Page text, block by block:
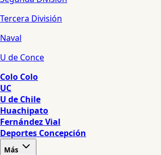
Tercera División
Naval
U de Conce
Colo Colo
UC
U de Chile
Huachipato
Fernández Vial
Deportes Concepción
Más